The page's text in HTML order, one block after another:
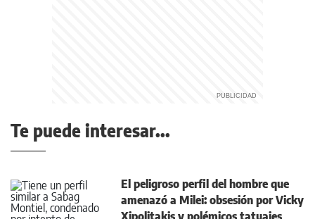
Te puede interesar...
El peligroso perfil del hombre que
amenazó a Milei: obsesión por Vicky